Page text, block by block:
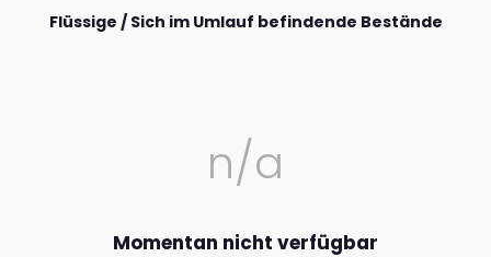
Flüssige / Sich im Umlauf befindende Bestände
n/a
Momentan nicht verfügbar